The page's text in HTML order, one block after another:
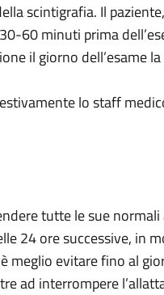
scintigrafia. Il
60 minuti prima
il giorno dell’esame
lo staff
tutte le sue
24 ore successive, in
meglio evitare fino al
ad interrompere